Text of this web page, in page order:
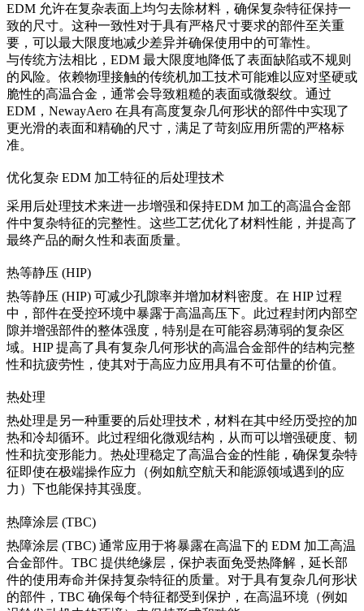
EDM 允许在复杂表面上均匀去除材料 ，确保复杂特征保持一
致的尺寸。这种一致性对于具有严格尺寸要求的部件至关重
要，可以最大限度地减少差异并确保使用中的可靠性。
与传统方法相比，EDM 最大限度地降低了表面缺陷或不规则
的风险。依赖物理接触的传统机加工技术可能难以应对坚硬或
脆性的高温合金，通常会导致粗糙的表面或微裂纹。通过
EDM， NewayAero 在具有高度复杂几何形状的部件中实现了
更光滑的表面和精确的尺寸，满足了苛刻应用所需的严格标
准。
优化复杂 EDM 加工特征的后处理技术
采用后处理技术来进一步增强和保持EDM 加工的高温合金部
件中复杂特征的完整性。这些工艺优化了材料性能，并提高了
最终产品的耐久性和表面质量。
热等静压 (HIP)
热等静压 (HIP) 可减少孔隙率并增加材料密度。在 HIP 过程
中，部件在受控环境中暴露于高温高压下。此过程封闭内部空
隙并增强部件的整体强度，特别是在可能容易薄弱的复杂区
域。HIP 提高了具有复杂几何形状的高温合金部件的结构完整
性和抗疲劳性，使其对于高应力应用具有不可估量的价值。
热处理
热处理是另一种重要的后处理技术，材料在其中经历受控的加
热和冷却循环。此过程细化微观结构，从而可以增强硬度、韧
性和抗变形能力。热处理稳定了高温合金的性能，确保复杂特
征即使在极端操作应力（例如航空航天和能源领域遇到的应
力）下也能保持其强度。
热障涂层 (TBC)
热障涂层 (TBC) 通常应用于将暴露在高温下的 EDM 加工高温
合金部件。TBC 提供绝缘层，保护表面免受热降解，延长部
件的使用寿命并保持复杂特征的质量。对于具有复杂几何形状
的部件，TBC 确保每个特征都受到保护，在高温环境（例如